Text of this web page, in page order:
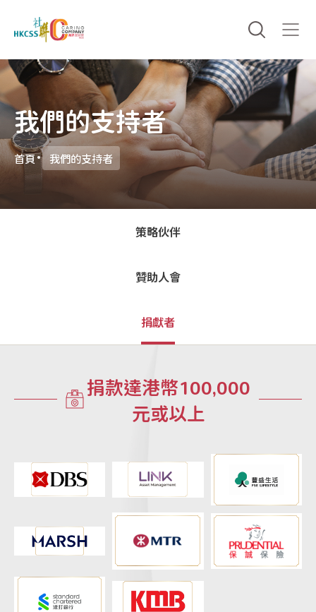
我們的支持者
首頁 我們的支持者
策略伙伴
贊助人會
捐獻者
捐款達港幣100,000
元或以上